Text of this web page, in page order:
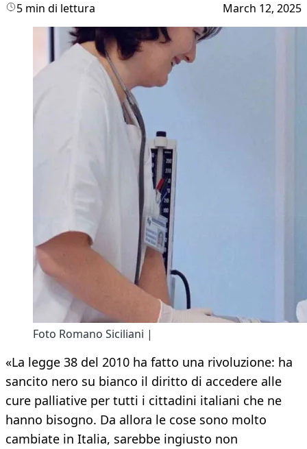
5 min di lettura March 12, 2025
Foto Romano Siciliani |
«La legge 38 del 2010 ha fatto una rivoluzione: ha
sancito nero su bianco il diritto di accedere alle
cure palliative per tutti i cittadini italiani che ne
hanno bisogno. Da allora le cose sono molto
cambiate in Italia, sarebbe ingiusto non